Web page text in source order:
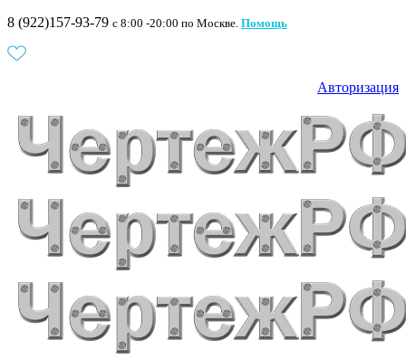
8 (922)157-93-79 c 8:00 -20:00 по Москве. Помощь
Авторизация